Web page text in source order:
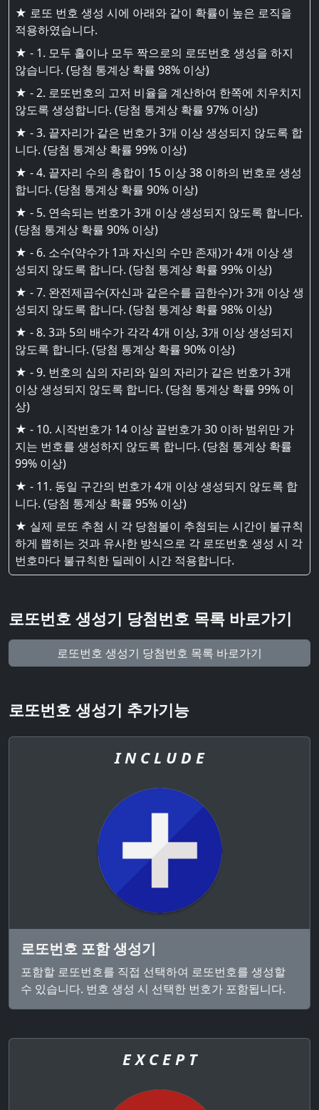
★ 로또 번호 생성 시에 아래와 같이 확률이 높은 로직을
적용하였습니다.
★ - 1. 모두 홀이나 모두 짝으로의 로또번호 생성을 하지
않습니다. (당첨 통계상 확률 98% 이상)
★ - 2. 로또번호의 고저 비율을 계산하여 한쪽에 치우치지
않도록 생성합니다. (당첨 통계상 확률 97% 이상)
★ - 3. 끝자리가 같은 번호가 3개 이상 생성되지 않도록 합
니다. (당첨 통계상 확률 99% 이상)
★ - 4. 끝자리 수의 총합이 15 이상 38 이하의 번호로 생성
합니다. (당첨 통계상 확률 90% 이상)
★ - 5. 연속되는 번호가 3개 이상 생성되지 않도록 합니다.
(당첨 통계상 확률 90% 이상)
★ - 6. 소수(약수가 1과 자신의 수만 존재)가 4개 이상 생
성되지 않도록 합니다. (당첨 통계상 확률 99% 이상)
★ - 7. 완전제곱수(자신과 같은수를 곱한수)가 3개 이상 생
성되지 않도록 합니다. (당첨 통계상 확률 98% 이상)
★ - 8. 3과 5의 배수가 각각 4개 이상, 3개 이상 생성되지
않도록 합니다. (당첨 통계상 확률 90% 이상)
★ - 9. 번호의 십의 자리와 일의 자리가 같은 번호가 3개
이상 생성되지 않도록 합니다. (당첨 통계상 확률 99% 이
상)
★ - 10. 시작번호가 14 이상 끝번호가 30 이하 범위만 가
지는 번호를 생성하지 않도록 합니다. (당첨 통계상 확률
99% 이상)
★ - 11. 동일 구간의 번호가 4개 이상 생성되지 않도록 합
니다. (당첨 통계상 확률 95% 이상)
★ 실제 로또 추첨 시 각 당첨볼이 추첨되는 시간이 불규칙
하게 뽑히는 것과 유사한 방식으로 각 로또번호 생성 시 각
번호마다 불규칙한 딜레이 시간 적용합니다.
로또번호 생성기 당첨번호 목록 바로가기
로또번호 생성기 당첨번호 목록 바로가기
로또번호 생성기 추가기능
I N C L U D E
로또번호 포함 생성기
포함할 로또번호를 직접 선택하여 로또번호를 생성할
수 있습니다. 번호 생성 시 선택한 번호가 포함됩니다.
E X C E P T